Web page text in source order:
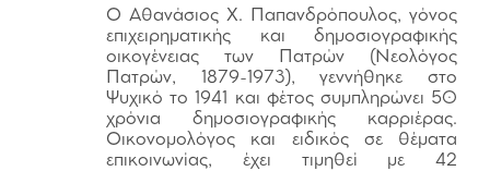
Ο Αθανάσιος Χ. Παπανδρόπουλος, γόνος
επιχειρηματικής και δημοσιογραφικής
οικογένειας των Πατρών (Νεολόγος
Πατρών, 1879-1973), γεννήθηκε στο
Ψυχικό το 1941 και φέτος συμπληρώνει 50
χρόνια δημοσιογραφικής καρριέρας.
Οικονομολόγος και ειδικός σε θέματα
επικοινωνίας, έχει τιμηθεί με 42